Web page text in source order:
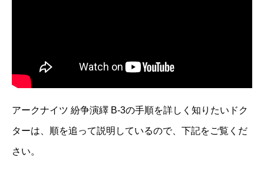
アークナイツ 紛争演繹 B-3の手順を詳しく知りたいドク
ターは、順を追って説明しているので、下記をご覧くだ
さい。